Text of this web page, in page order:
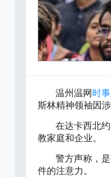
温州温网 时事
斯林精神领袖因
在达卡西北
教家庭和企业。
警方声称，
件的注意力。